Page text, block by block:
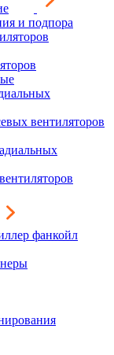
и подпора
вентиляторов
фанкойл